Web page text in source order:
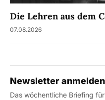
Die Lehren aus dem
07.08.2026
Newsletter anmelden
Das wöchentliche Briefing